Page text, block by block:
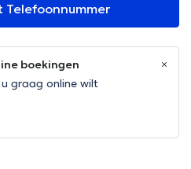
Telefoonnummer
boekingen
graag online wilt